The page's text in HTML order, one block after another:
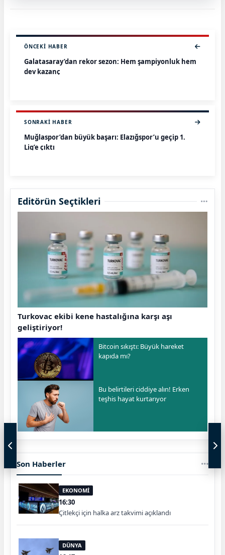
ÖNCEKI HABER
Galatasaray’dan rekor sezon: Hem şampiyonluk hem
dev kazanç
SONRAKI HABER
Muğlaspor’dan büyük başarı: Elazığspor’u geçip 1.
Lig’e çıktı
Editörün Seçtikleri
Turkovac ekibi kene hastalığına karşı aşı
geliştiriyor!
Bitcoin sıkıştı: Büyük hareket
kapıda mı?
Bu belirtileri ciddiye alın! Erken
teşhis hayat kurtarıyor
Son Haberler
EKONOMİ
16:30
Çitlekçi için halka arz takvimi açıklandı
DÜNYA